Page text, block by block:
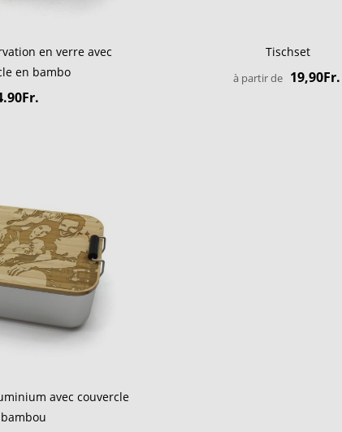
en verre avec
en bambo
Tischset
à partir de 19,90Fr.
avec couvercle